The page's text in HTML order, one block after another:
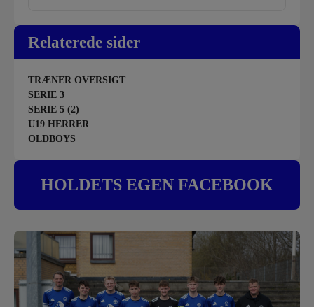
Relaterede sider
TRÆNER OVERSIGT
SERIE 3
SERIE 5 (2)
U19 HERRER
OLDBOYS
HOLDETS EGEN FACEBOOK